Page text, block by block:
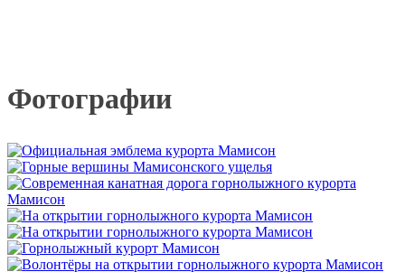
Фотографии